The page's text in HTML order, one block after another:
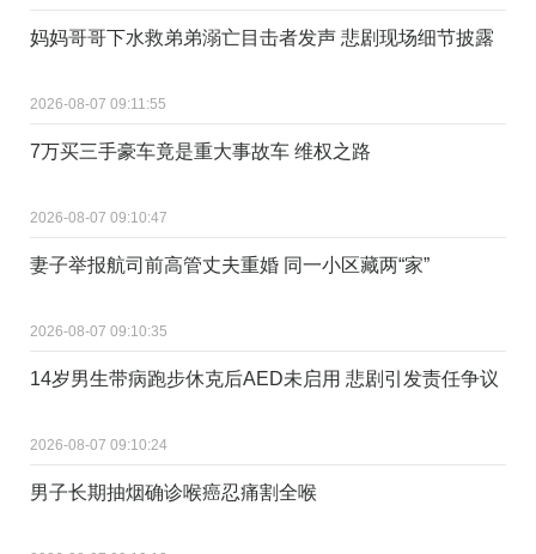
妈妈哥哥下水救弟弟溺亡目击者发声 悲剧现场细节披露
2026-08-07 09:11:55
7万买三手豪车竟是重大事故车 维权之路
2026-08-07 09:10:47
妻子举报航司前高管丈夫重婚 同一小区藏两“家”
2026-08-07 09:10:35
14岁男生带病跑步休克后AED未启用 悲剧引发责任争议
2026-08-07 09:10:24
男子长期抽烟确诊喉癌忍痛割全喉